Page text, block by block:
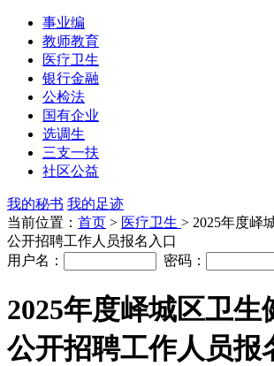
事业编
教师教育
医疗卫生
银行金融
公检法
国有企业
选调生
三支一扶
社区公益
我的秘书 我的足迹
当前位置： 首页 > 医疗卫生 > 2025年度峄
公开招聘工作人员报名入口
用户名：
密码：
2025年度峄城区卫生
公开招聘工作人员报